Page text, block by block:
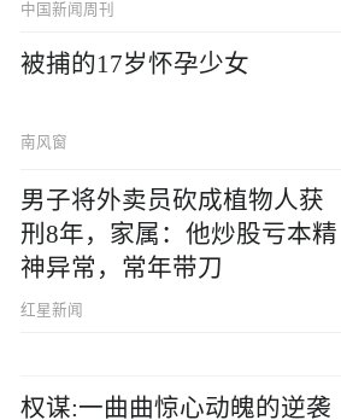
中国新闻周刊
被捕的17岁怀孕少女
南风窗
男子将外卖员砍成植物人获
刑8年，家属：他炒股亏本精
神异常，常年带刀
红星新闻
权谋:一曲曲惊心动魄的逆袭